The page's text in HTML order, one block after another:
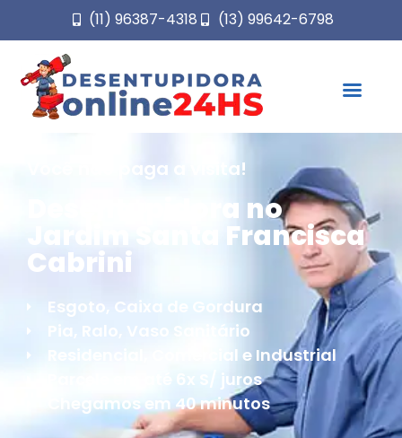
(11) 96387-4318 (13) 99642-6798
Você não paga a visita!
Desentupidora no
Jardim Santa Francisca
Cabrini
Esgoto, Caixa de Gordura
Pia, Ralo, Vaso Sanitário
Residencial, Comercial e Industrial
Parcele em até 6x S/ juros
Chegamos em 40 minutos